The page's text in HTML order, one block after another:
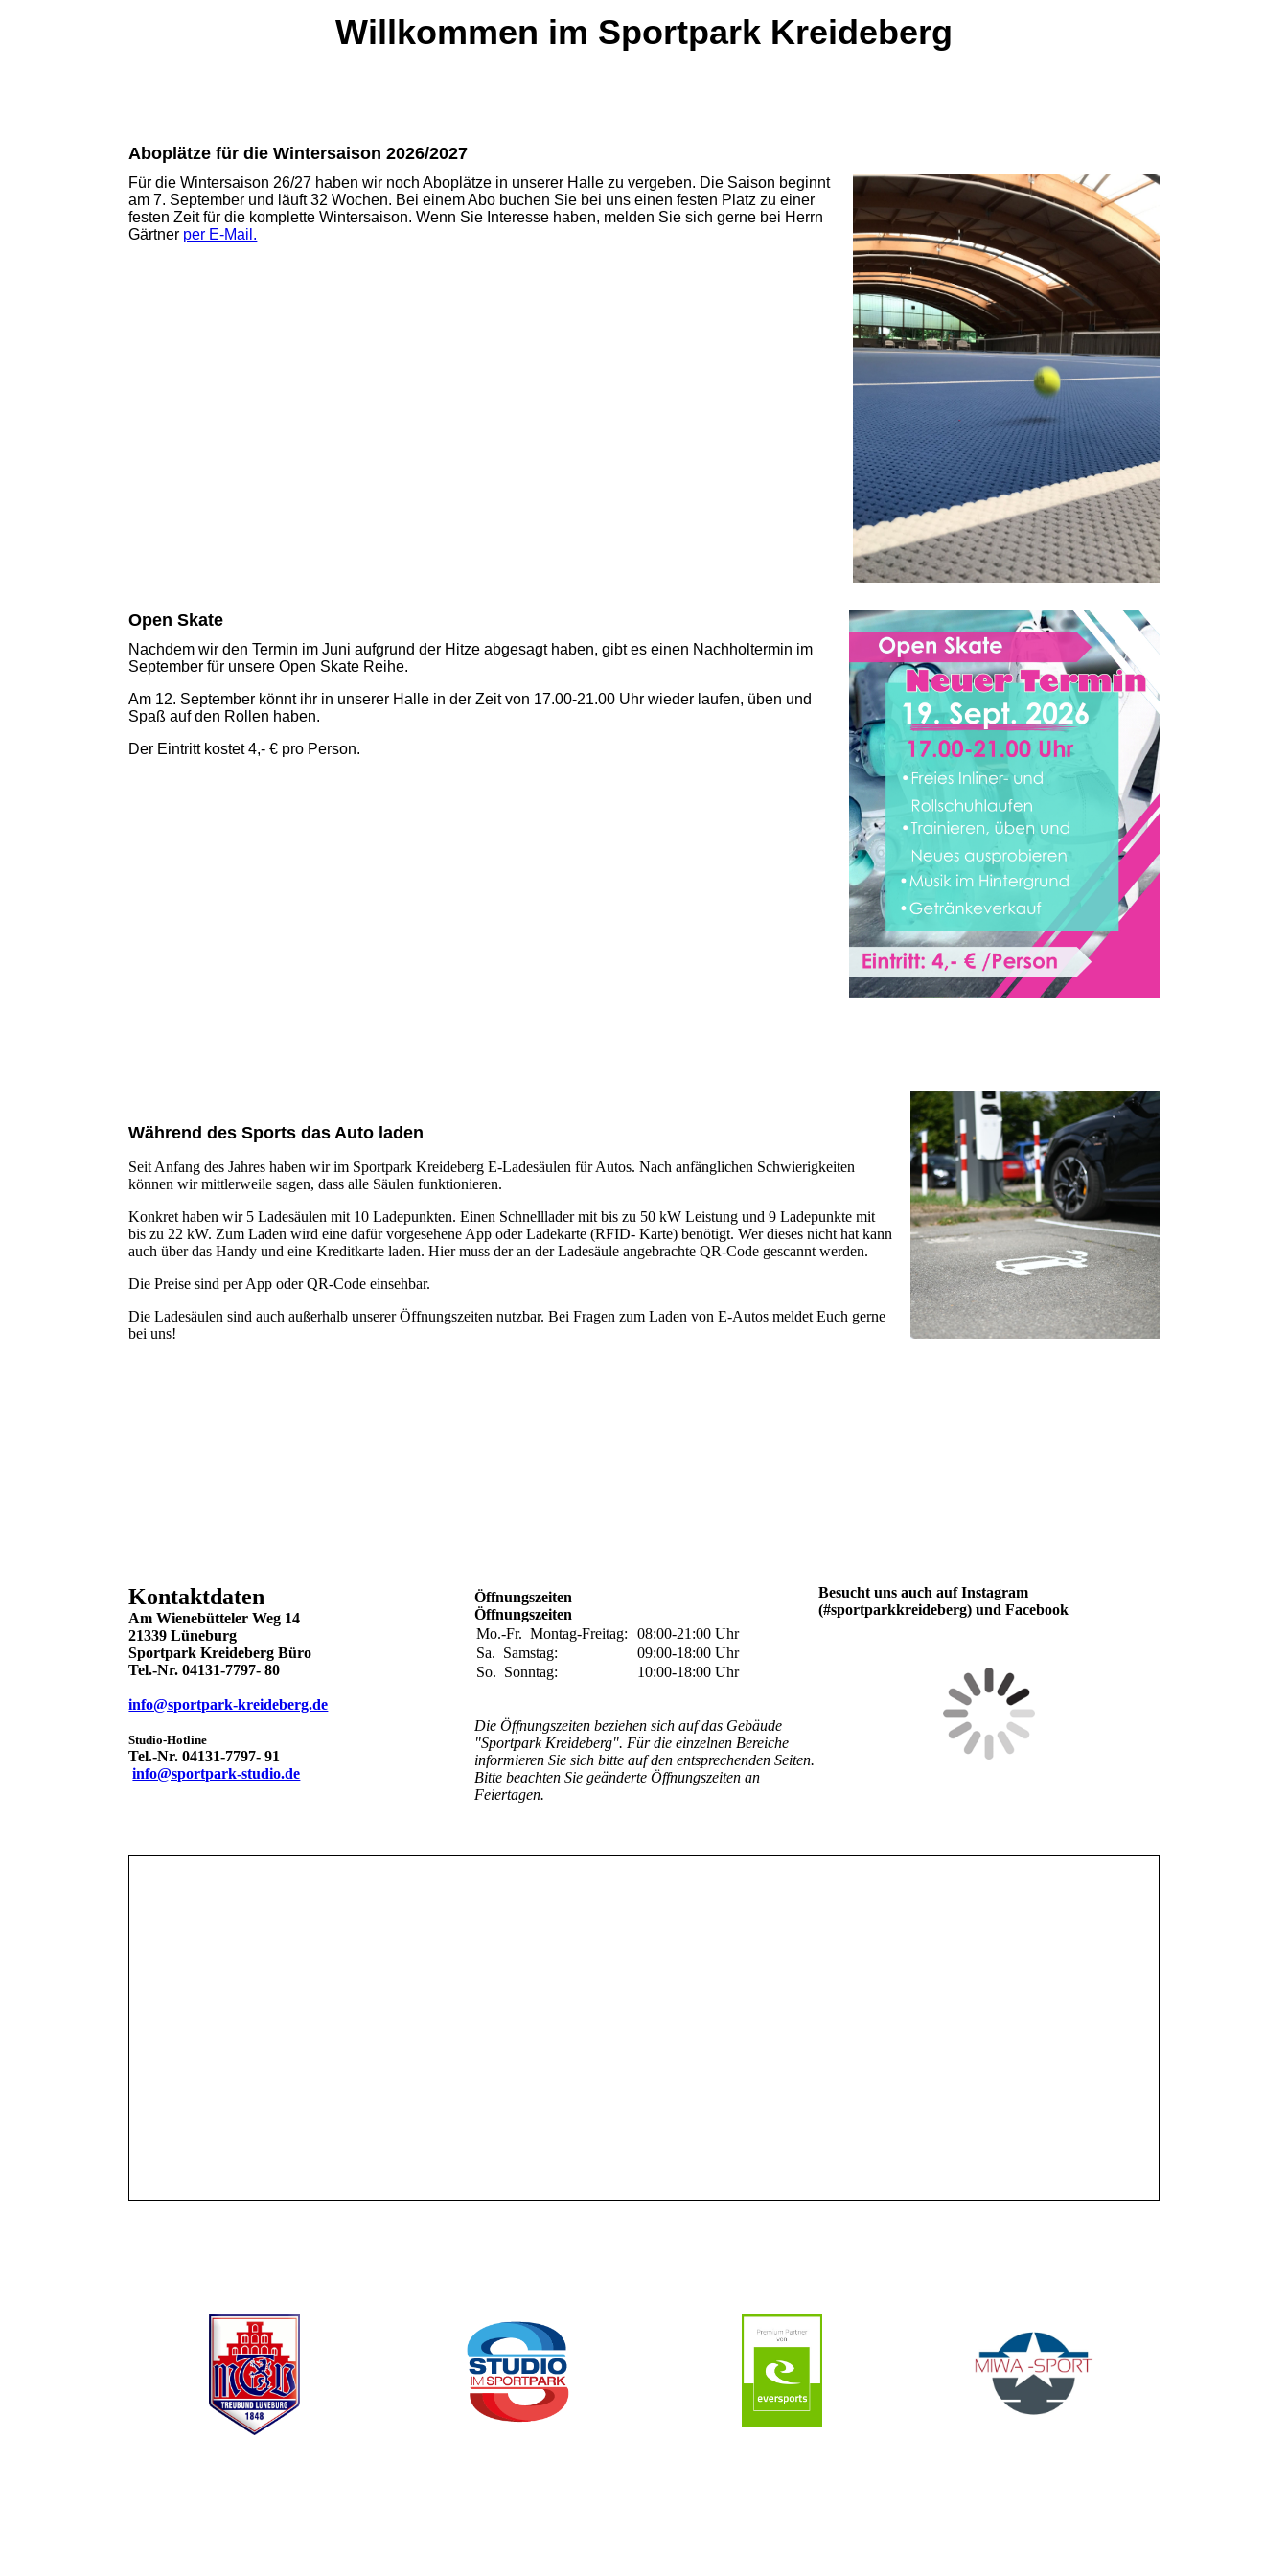
Willkommen im Sportpark Kreideberg
Aboplätze für die Wintersaison 2026/2027
Für die Wintersaison 26/27 haben wir noch Aboplätze in unserer Halle zu vergeben. Die Saison beginnt
am 7. September und läuft 32 Wochen. Bei einem Abo buchen Sie bei uns einen festen Platz zu einer
festen Zeit für die komplette Wintersaison. Wenn Sie Interesse haben, melden Sie sich gerne bei Herrn
Gärtner per E-Mail.
Open Skate
Nachdem wir den Termin im Juni aufgrund der Hitze abgesagt haben, gibt es einen Nachholtermin im
September für unsere Open Skate Reihe.
Am 12. September könnt ihr in unserer Halle in der Zeit von 17.00-21.00 Uhr wieder laufen, üben und
Spaß auf den Rollen haben.
Der Eintritt kostet 4,- € pro Person.
Während des Sports das Auto laden
Seit Anfang des Jahres haben wir im Sportpark Kreideberg E-Ladesäulen für Autos. Nach anfänglichen Schwierigkeiten
können wir mittlerweile sagen, dass alle Säulen funktionieren.
Konkret haben wir 5 Ladesäulen mit 10 Ladepunkten. Einen Schnelllader mit bis zu 50 kW Leistung und 9 Ladepunkte mit
bis zu 22 kW. Zum Laden wird eine dafür vorgesehene App oder Ladekarte (RFID- Karte) benötigt. Wer dieses nicht hat kann
auch über das Handy und eine Kreditkarte laden. Hier muss der an der Ladesäule angebrachte QR-Code gescannt werden.
Die Preise sind per App oder QR-Code einsehbar.
Die Ladesäulen sind auch außerhalb unserer Öffnungszeiten nutzbar. Bei Fragen zum Laden von E-Autos meldet Euch gerne
bei uns!
Kontaktdaten
Am Wienebütteler Weg 14
21339 Lüneburg
Sportpark Kreideberg Büro
Tel.-Nr. 04131-7797- 80
info@sportpark-kreideberg.de
Studio-Hotline
Tel.-Nr. 04131-7797- 91
info@sportpark-studio.de
Öffnungszeiten
Öffnungszeiten
Mo.-Fr.Montag-Freitag: 08:00-21:00 Uhr
Sa. Samstag: 09:00-18:00 Uhr
So. Sonntag: 10:00-18:00 Uhr
Die Öffnungszeiten beziehen sich auf das Gebäude
"Sportpark Kreideberg". Für die einzelnen Bereiche
informieren Sie sich bitte auf den entsprechenden Seiten.
Bitte beachten Sie geänderte Öffnungszeiten an
Feiertagen.
Besucht uns auch auf Instagram
(#sportparkkreideberg) und Facebook